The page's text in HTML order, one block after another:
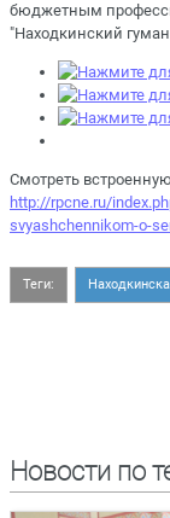
бюджетным
"Находкинский
Смотреть
http://rpcne.ru/
svyashchennikom-o-
Теги:
Новости по